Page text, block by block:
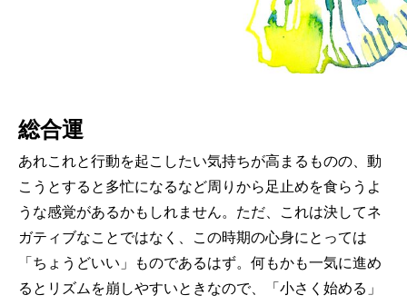
総合運
あれこれと行動を起こしたい気持ちが高まるものの、動
こうとすると多忙になるなど周りから足止めを食らうよ
うな感覚があるかもしれません。ただ、これは決してネ
ガティブなことではなく、この時期の心身にとっては
「ちょうどいい」ものであるはず。何もかも一気に進め
るとリズムを崩しやすいときなので、「小さく始める」